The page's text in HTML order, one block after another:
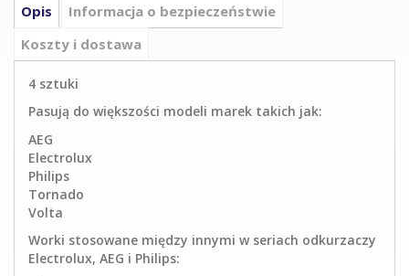
Opis
Informacja o bezpieczeństwie
Koszty i dostawa
4 sztuki
Pasują do większości modeli marek takich jak:
AEG
Electrolux
Philips
Tornado
Volta
Worki stosowane między innymi w seriach odkurzaczy
Electrolux, AEG i Philips: